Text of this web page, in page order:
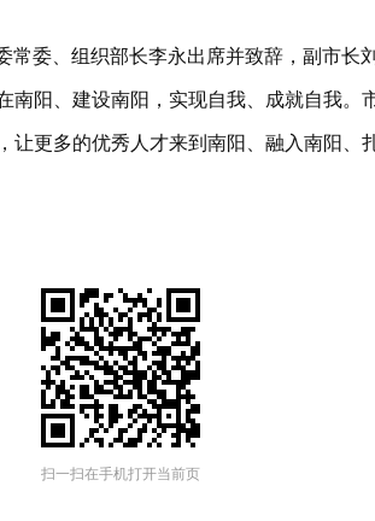
委、组织部长李永出席并致辞，副市长
阳、建设南阳，实现自我、成就自我
更多的优秀人才来到南阳、融入南阳、
扫一扫在手机打开当前页